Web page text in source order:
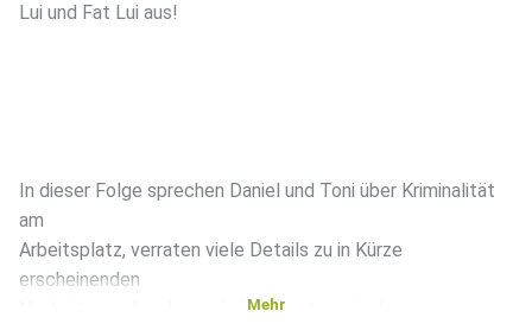
Lui und Fat Lui aus!
In dieser Folge sprechen Daniel und Toni über Kriminalität
am
Arbeitsplatz, verraten viele Details zu in Kürze
erscheinenden
Neuheiten, schwelgen wie immer etwas in der
Mehr